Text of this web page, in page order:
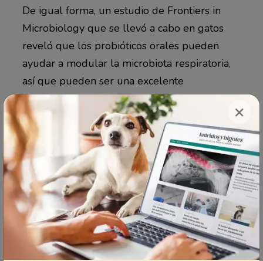
De igual forma, un estudio de Frontiers in
Microbiology que se llevó a cabo en gatos
reveló que los probióticos orales pueden
ayudar a modular la microbiota respiratoria,
así que pueden ser una excelente
herramienta para combatir la disbiosis que se
desarrolla debido a enfermedades
inflamatorias de las vías respiratorias como el
asma felina.
Dato curioso sobre los
probióticos
×